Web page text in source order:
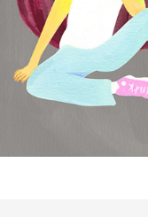
会員登録
Log in or
SPUR読者のため